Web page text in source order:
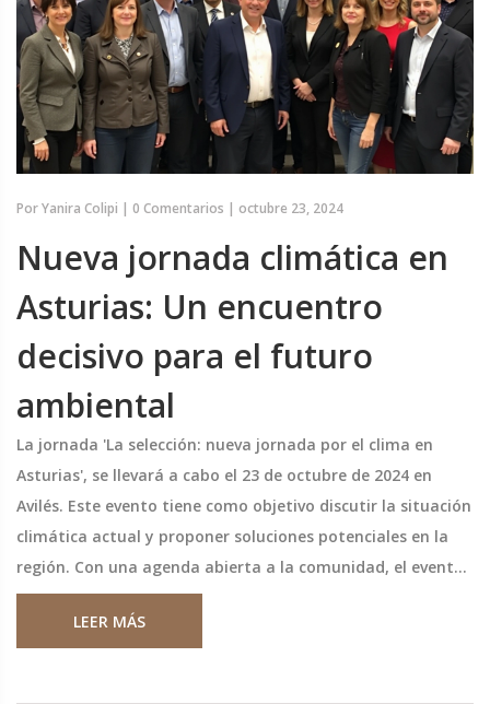
PorYanira Colipi | 0 Comentarios | octubre 23, 2024
Nueva jornada climática en
Asturias: Un encuentro
decisivo para el futuro
ambiental
La jornada 'La selección: nueva jornada por el clima en
Asturias', se llevará a cabo el 23 de octubre de 2024 en
Avilés. Este evento tiene como objetivo discutir la situación
climática actual y proponer soluciones potenciales en la
región. Con una agenda abierta a la comunidad, el evento
busca fomentar el diálogo y la acción colectiva para
enfrentar los desafíos ambientales.
LEER MÁS